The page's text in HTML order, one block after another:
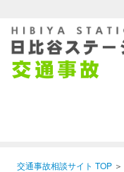
交通事故相談サイト TOP＞